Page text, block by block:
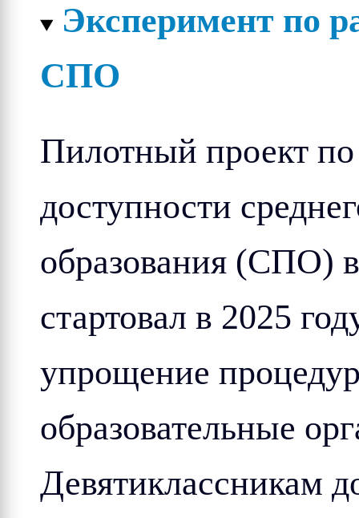
Эксперимент по
СПО
Пилотный проект
доступности
образования (СПО)
стартовал в 2025
упрощение
образовательные
Девятиклассникам